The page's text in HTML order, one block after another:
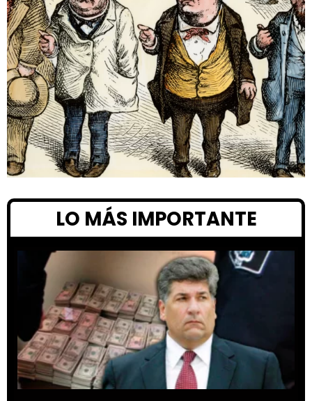
LO MÁS IMPORTANTE